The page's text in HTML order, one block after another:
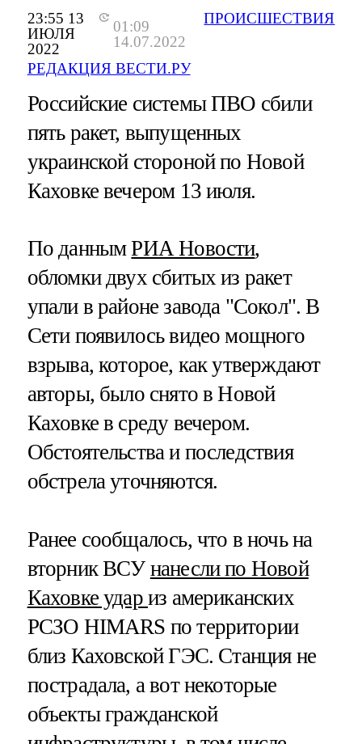
23:55 13
ИЮЛЯ
2022
01:09
14.07.2022
РЕДАКЦИЯ ВЕСТИ.РУ
ПРОИСШЕСТВИЯ
Российские системы ПВО сбили
пять ракет, выпущенных
украинской стороной по Новой
Каховке вечером 13 июля.
По даннымРИА Новости,
обломки двух сбитых из ракет
упали в районе завода "Сокол". В
Сети появилось видео мощного
взрыва, которое, как утверждают
авторы, было снято в Новой
Каховке в среду вечером.
Обстоятельства и последствия
обстрела уточняются.
Ранее сообщалось, что в ночь на
вторник ВСУ нанесли по Новой
Каховке удар из американских
РСЗО HIMARS по территории
близ Каховской ГЭС. Станция не
пострадала, а вот некоторые
объекты гражданской